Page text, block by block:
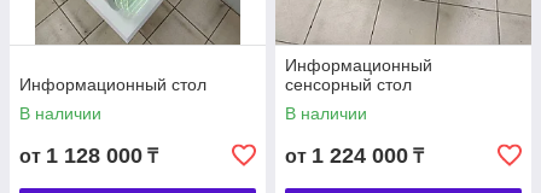
Информационный стол
В наличии
от 1 128 000 ₸
Информационный
сенсорный стол
В наличии
от 1 224 000 ₸